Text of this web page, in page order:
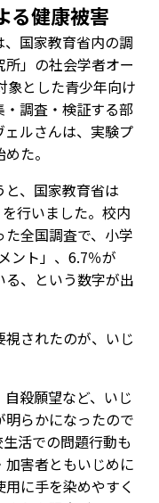
る健康被害
国家教育省内の調
」の社会学者オー
象とした青少年向け
調査・検証する部
ルさんは、実験プ
た。
、国家教育省は
行いました。校内
全国調査で、小学
ント」、6.7％が
る、という数字が出
されたのが、いじ
殺願望など、いじ
らかになったので
活での問題行動も
害者ともいじめに
に手を染めやすく